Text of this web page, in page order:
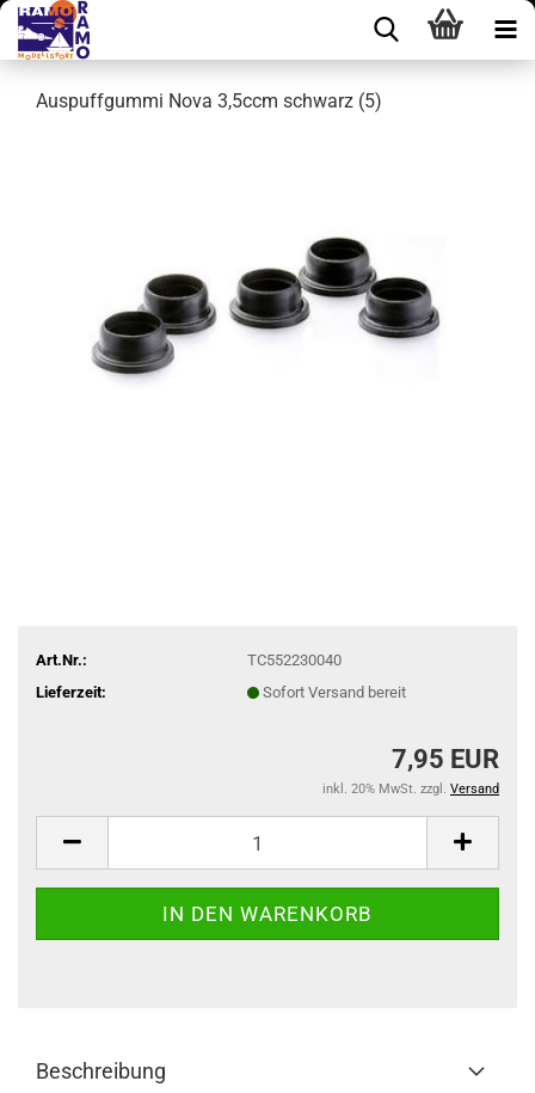
Auspuffgummi Nova 3,5ccm schwarz (5)
Art.Nr.:
TC552230040
Lieferzeit:
Sofort Versand bereit
7,95 EUR
inkl. 20% MwSt. zzgl. Versand
Beschreibung